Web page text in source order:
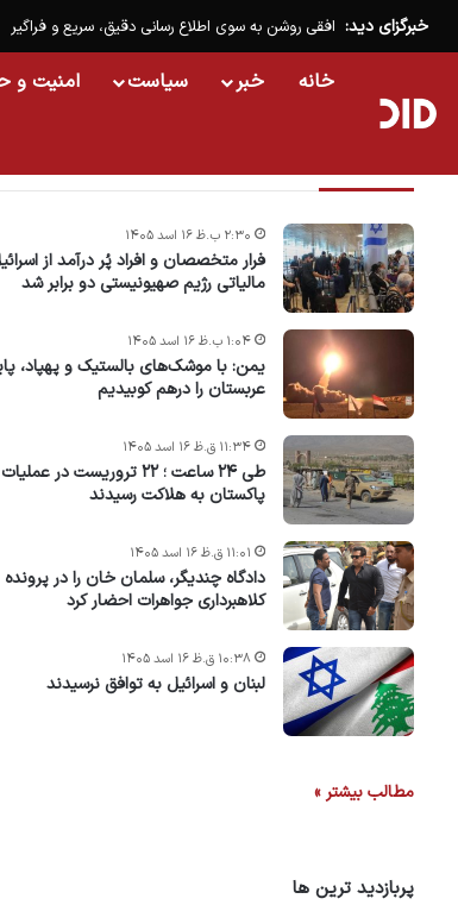
خبرگزای دید: افقی روشن به سوی اطلاع رسانی دقیق، سریع و فراگیر
خانه خبر سیاست امنیت و
فرار متخصصان و افراد پُر درآمد از
مالیاتی رژیم صهیونیستی دو برابر شد
۲:۳۰ ب.ظ ۱۶ اسد ۱۴۰۵
یمن: با موشک‌های بالستیک و پهپاد،
عربستان را درهم کوبیدیم
۱:۰۴ ب.ظ ۱۶ اسد ۱۴۰۵
طی ۲۴ ساعت ؛ ۲۲ تروریست در
پاکستان به هلاکت رسیدند
۱۱:۳۴ ق.ظ ۱۶ اسد ۱۴۰۵
دادگاه چندیگر، سلمان خان را در پرونده
کلاهبرداری جواهرات احضار کرد
۱۱:۰۱ ق.ظ ۱۶ اسد ۱۴۰۵
لبنان و اسرائیل به توافق نرسیدند
۱۰:۳۸ ق.ظ ۱۶ اسد ۱۴۰۵
مطالب بیشتر »
پربازدید ترین ها